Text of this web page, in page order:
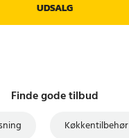
UDSALG
Finde gode tilbud
Køkkentilbehør